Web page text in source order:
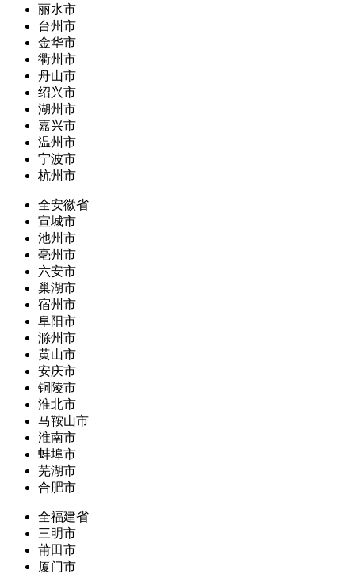
丽水市
台州市
金华市
衢州市
舟山市
绍兴市
湖州市
嘉兴市
温州市
宁波市
杭州市
全安徽省
宣城市
池州市
亳州市
六安市
巢湖市
宿州市
阜阳市
滁州市
黄山市
安庆市
铜陵市
淮北市
马鞍山市
淮南市
蚌埠市
芜湖市
合肥市
全福建省
三明市
莆田市
厦门市